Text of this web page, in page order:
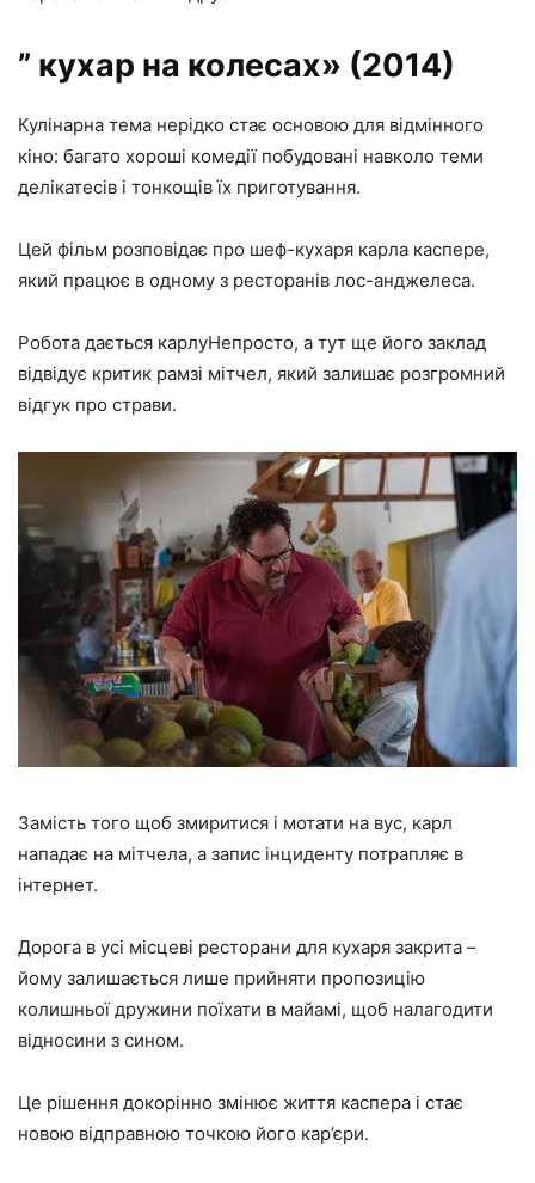
” кухар на колесах» (2014)
Кулінарна тема нерідко стає основою для відмінного
кіно: багато хороші комедії побудовані навколо теми
делікатесів і тонкощів їх приготування.
Цей фільм розповідає про шеф-кухаря карла каспере,
який працює в одному з ресторанів лос-анджелеса.
Робота дається карлуНепросто, а тут ще його заклад
відвідує критик рамзі мітчел, який залишає розгромний
відгук про страви.
Замість того щоб змиритися і мотати на вус, карл
нападає на мітчела, а запис інциденту потрапляє в
інтернет.
Дорога в усі місцеві ресторани для кухаря закрита –
йому залишається лише прийняти пропозицію
колишньої дружини поїхати в майамі, щоб налагодити
відносини з сином.
Це рішення докорінно змінює життя каспера і стає
новою відправною точкою його кар’єри.